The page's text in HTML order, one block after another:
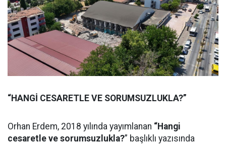
“HANGİ CESARETLE VE SORUMSUZLUKLA?”
Orhan Erdem, 2018 yılında yayımlanan “Hangi
cesaretle ve sorumsuzlukla?” başlıklı yazısında